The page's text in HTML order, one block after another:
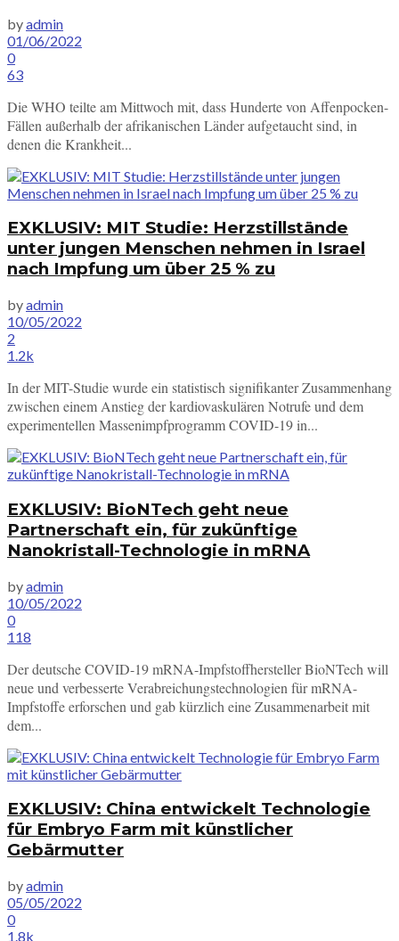
byadmin
01/06/2022
0
63
Die WHO teilte am Mittwoch mit, dass Hunderte von Affenpocken-
Fällen außerhalb der afrikanischen Länder aufgetaucht sind, in
denen die Krankheit...
EXKLUSIV: MIT Studie: Herzstillstände
unter jungen Menschen nehmen in Israel
nach Impfung um über 25 % zu
byadmin
10/05/2022
2
1.2k
In der MIT-Studie wurde ein statistisch signifikanter Zusammenhang
zwischen einem Anstieg der kardiovaskulären Notrufe und dem
experimentellen Massenimpfprogramm COVID-19 in...
EXKLUSIV: BioNTech geht neue
Partnerschaft ein, für zukünftige
Nanokristall-Technologie in mRNA
byadmin
10/05/2022
0
118
Der deutsche COVID-19 mRNA-Impfstoffhersteller BioNTech will
neue und verbesserte Verabreichungstechnologien für mRNA-
Impfstoffe erforschen und gab kürzlich eine Zusammenarbeit mit
dem...
EXKLUSIV: China entwickelt Technologie
für Embryo Farm mit künstlicher
Gebärmutter
byadmin
05/05/2022
0
1.8k